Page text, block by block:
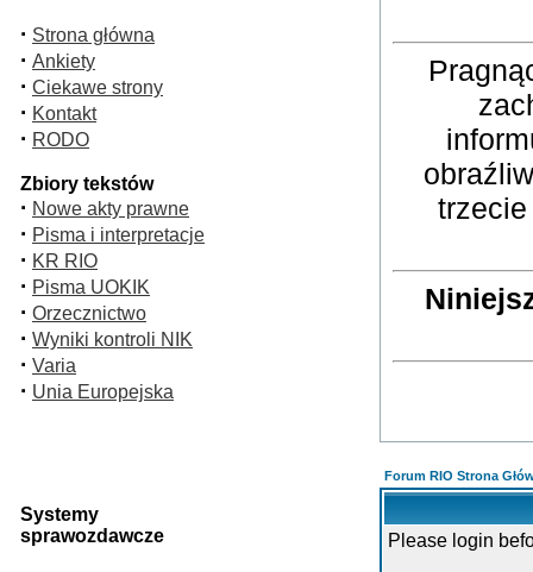
· Strona główna
· Ankiety
· Ciekawe strony
· Kontakt
· RODO
Zbiory tekstów
· Nowe akty prawne
· Pisma i interpretacje
· KR RIO
· Pisma UOKIK
· Orzecznictwo
· Wyniki kontroli NIK
· Varia
· Unia Europejska
Systemy
sprawozdawcze
Forum RIO Strona
Please login